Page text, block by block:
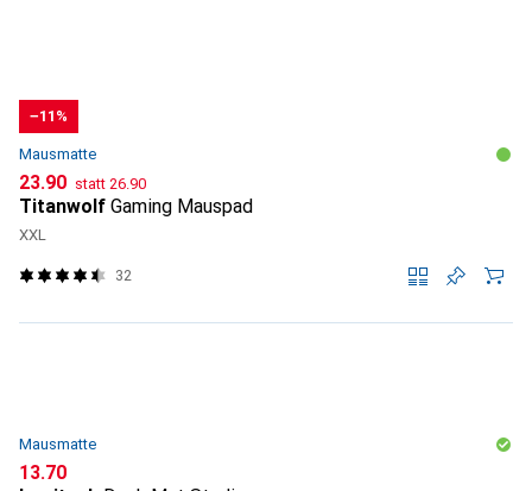
−11%
Mausmatte
CHF
23.90 statt CHF
26.90
Titanwolf Gaming Mauspad
XXL
32
Mausmatte
CHF
13.70